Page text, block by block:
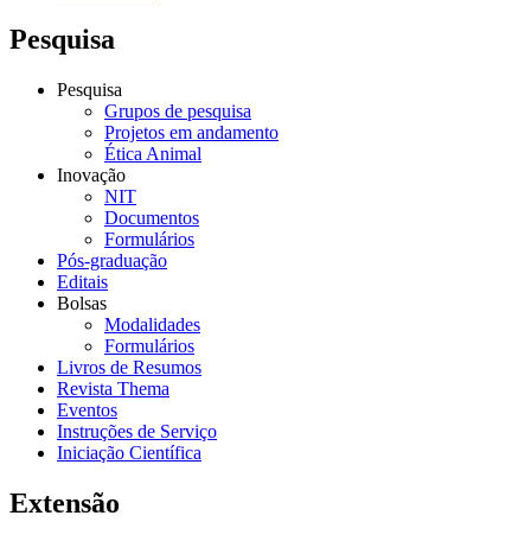
Pesquisa
Pesquisa
Grupos de pesquisa
Projetos em andamento
Ética Animal
Inovação
NIT
Documentos
Formulários
Pós-graduação
Editais
Bolsas
Modalidades
Formulários
Livros de Resumos
Revista Thema
Eventos
Instruções de Serviço
Iniciação Científica
Extensão